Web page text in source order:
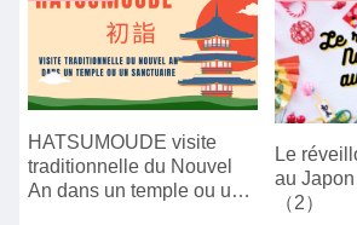
HATSUMOUDE visite
traditionnelle du Nouvel
An dans un temple ou un
Le
au
（2）